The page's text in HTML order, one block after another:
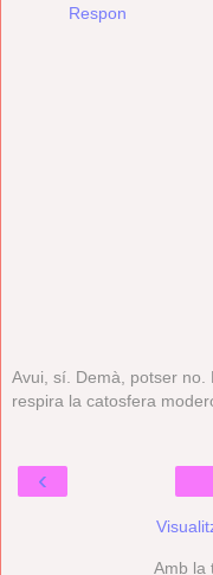
Respon
Avui, sí. Demà, potser no.
respira la catosfera
‹
Amb la